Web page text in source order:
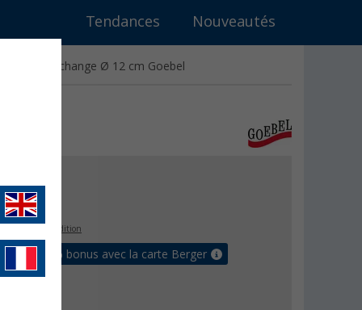
Tendances Nouveautés
visser de rechange Ø 12 cm Goebel
€
les frais d'expédition
jusqu'à 5% bonus avec la carte Berger